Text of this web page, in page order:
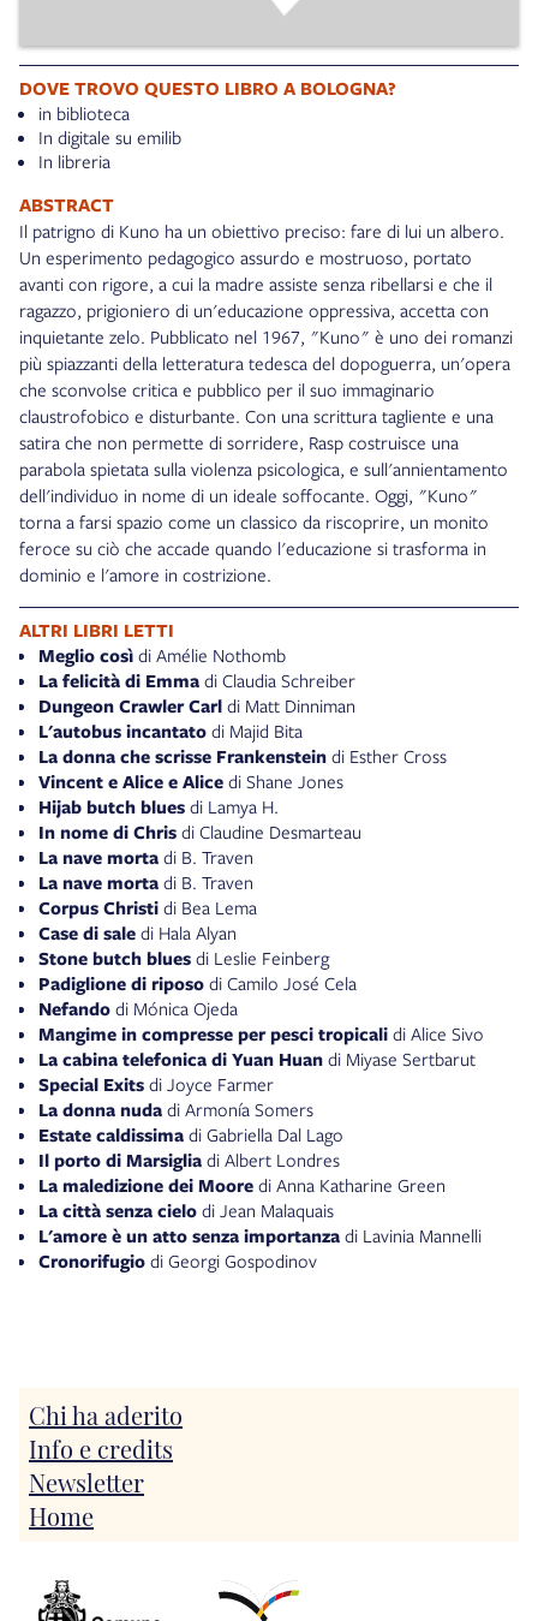
DOVE TROVO QUESTO LIBRO A BOLOGNA?
in biblioteca
In digitale su emilib
In libreria
ABSTRACT
Il patrigno di Kuno ha un obiettivo preciso: fare di lui un albero.
Un esperimento pedagogico assurdo e mostruoso, portato
avanti con rigore, a cui la madre assiste senza ribellarsi e che il
ragazzo, prigioniero di un'educazione oppressiva, accetta con
inquietante zelo. Pubblicato nel 1967, "Kuno" è uno dei romanzi
più spiazzanti della letteratura tedesca del dopoguerra, un'opera
che sconvolse critica e pubblico per il suo immaginario
claustrofobico e disturbante. Con una scrittura tagliente e una
satira che non permette di sorridere, Rasp costruisce una
parabola spietata sulla violenza psicologica, e sull'annientamento
dell'individuo in nome di un ideale soffocante. Oggi, "Kuno"
torna a farsi spazio come un classico da riscoprire, un monito
feroce su ciò che accade quando l'educazione si trasforma in
dominio e l'amore in costrizione.
ALTRI LIBRI LETTI
Meglio così di Amélie Nothomb
La felicità di Emma di Claudia Schreiber
Dungeon Crawler Carl di Matt Dinniman
L'autobus incantato di Majid Bita
La donna che scrisse Frankenstein di Esther Cross
Vincent e Alice e Alice di Shane Jones
Hijab butch blues di Lamya H.
In nome di Chris di Claudine Desmarteau
La nave morta di B. Traven
La nave morta di B. Traven
Corpus Christi di Bea Lema
Case di sale di Hala Alyan
Stone butch blues di Leslie Feinberg
Padiglione di riposo di Camilo José Cela
Nefando di Mónica Ojeda
Mangime in compresse per pesci tropicali di Alice Sivo
La cabina telefonica di Yuan Huan di Miyase Sertbarut
Special Exits di Joyce Farmer
La donna nuda di Armonía Somers
Estate caldissima di Gabriella Dal Lago
Il porto di Marsiglia di Albert Londres
La maledizione dei Moore di Anna Katharine Green
La città senza cielo di Jean Malaquais
L'amore è un atto senza importanza di Lavinia Mannelli
Cronorifugio di Georgi Gospodinov
Chi ha aderito
Info e credits
Newsletter
Home